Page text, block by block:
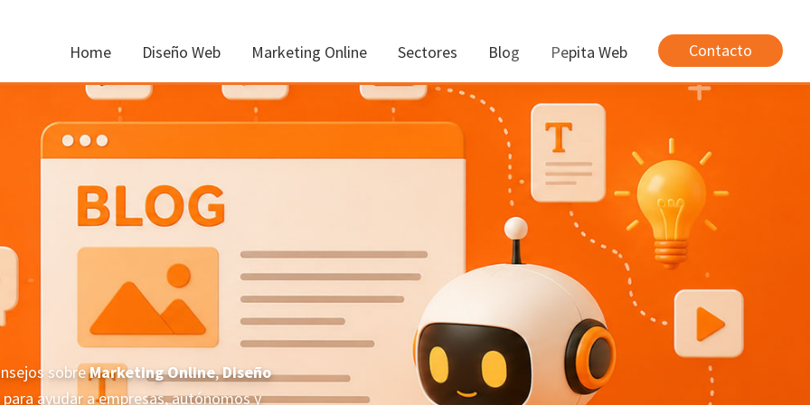
Home Diseño Web Marketing Online Sectores Blog Pepita Web Contacto
sobreMarketing Online,Diseño
ayudar a empresas, autónomos y